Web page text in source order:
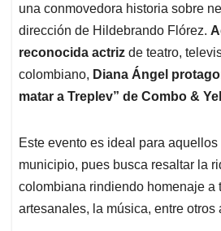
una conmovedora historia sobre
dirección de Hildebrando Flórez.
reconocida actriz de teatro,
colombiano, Diana Ángel
matar a Treplev” de Combo &
Este evento es ideal para aquellos
municipio, pues busca resaltar la
colombiana rindiendo homenaje a
artesanales, la música, entre otros